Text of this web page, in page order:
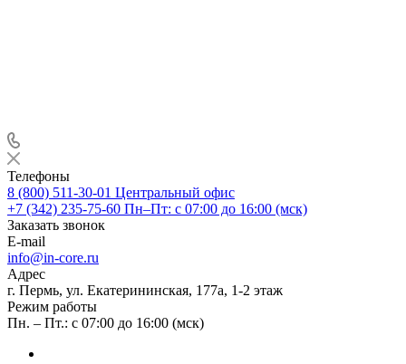
Телефоны
8 (800) 511-30-01 Центральный офис
+7 (342) 235-75-60 Пн–Пт: с 07:00 до 16:00 (мск)
Заказать звонок
E-mail
info@in-core.ru
Адрес
г. Пермь, ул. ​Екатерининская, 177а, ​1-2 этаж
Режим работы
Пн. – Пт.: с 07:00 до 16:00 (мск)